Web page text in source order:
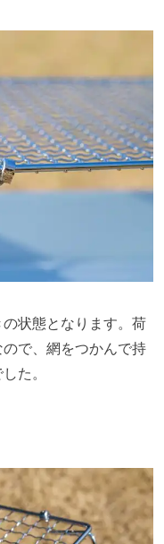
状態となります。荷
で、網をつかんで持
た。